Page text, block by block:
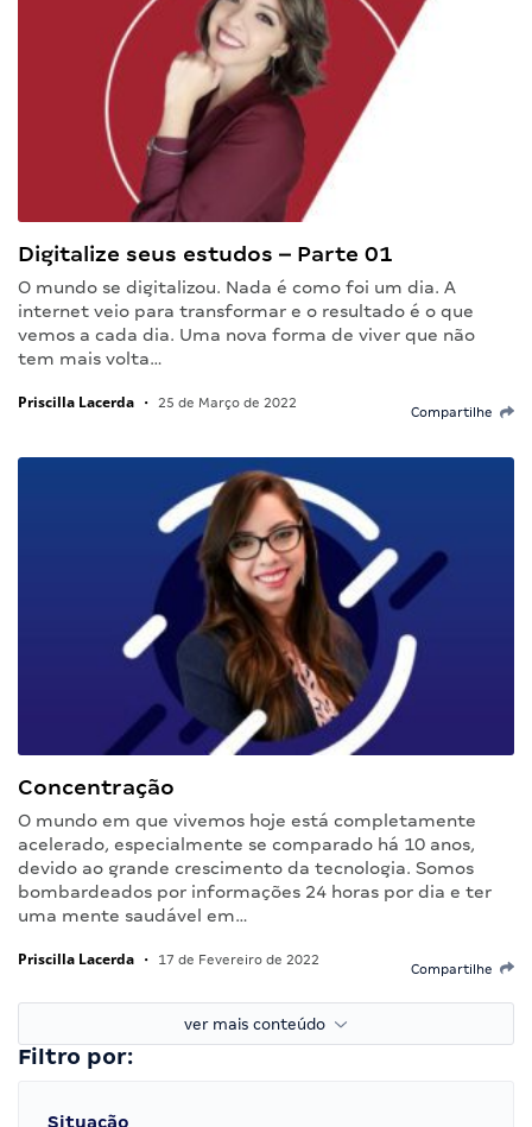
Digitalize seus estudos – Parte 01
O mundo se digitalizou. Nada é como foi um dia. A
internet veio para transformar e o resultado é o que
vemos a cada dia. Uma nova forma de viver que não
tem mais volta…
Priscilla Lacerda • 25 de Março de 2022
Compartilhe
Concentração
O mundo em que vivemos hoje está completamente
acelerado, especialmente se comparado há 10 anos,
devido ao grande crescimento da tecnologia. Somos
bombardeados por informações 24 horas por dia e ter
uma mente saudável em…
Priscilla Lacerda • 17 de Fevereiro de 2022
Compartilhe
ver mais conteúdo
Filtro por:
Situação